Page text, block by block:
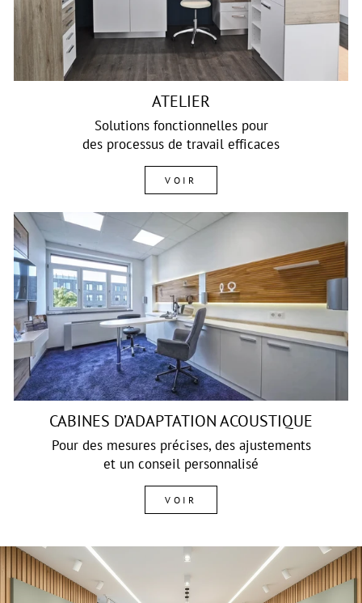
ATELIER
Solutions fonctionnelles pour
des processus de travail efficaces
VOIR
CABINES D’ADAPTATION ACOUSTIQUE
Pour des mesures précises, des ajustements
et un conseil personnalisé
VOIR